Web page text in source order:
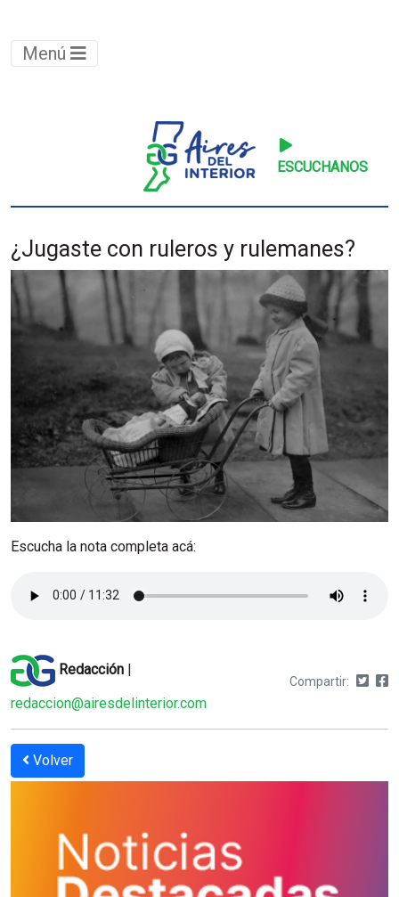
Menú
ESCUCHANOS
¿Jugaste con ruleros y rulemanes?
Escucha la nota completa acá:
Redacción |
redaccion@airesdelinterior.com
Compartir:
Volver